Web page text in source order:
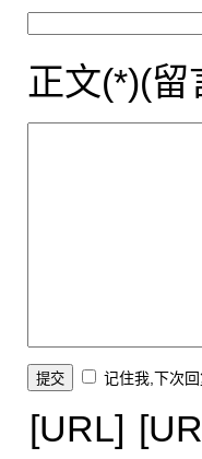
正文(*)(
记住我,下次
[URL]